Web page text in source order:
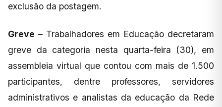
exclusão da postagem.
Greve – Trabalhadores em Educação decretaram
greve da categoria nesta quarta-feira (30), em
assembleia virtual que contou com mais de 1.500
participantes, dentre professores, servidores
administrativos e analistas da educação da Rede